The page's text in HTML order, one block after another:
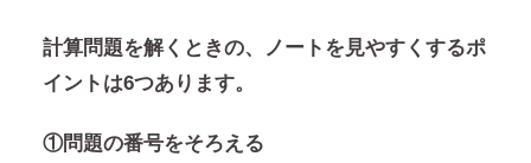
計算問題を解くときの、ノートを見やすくするポ
イントは6つあります。
①問題の番号をそろえる